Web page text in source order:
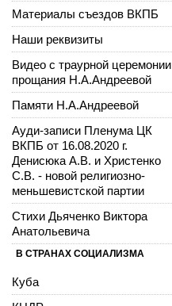
Материалы съездов ВКПБ
Наши реквизиты
Видео с траурной церемонии
прощания Н.А.Андреевой
Памяти Н.А.Андреевой
Ауди-записи Пленума ЦК
ВКПБ от 16.08.2020 г.
Денисюка А.В. и Христенко
С.В. - новой религиозно-
меньшевистской партии
Стихи Дьяченко Виктора
Анатольевича
В СТРАНАХ СОЦИАЛИЗМА
Куба